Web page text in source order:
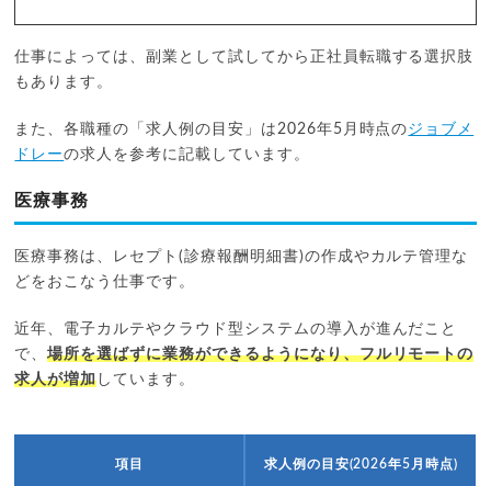
仕事によっては、副業として試してから正社員転職する選択肢
もあります。
また、各職種の「求人例の目安」は2026年5月時点のジョブメ
ドレーの求人を参考に記載しています。
医療事務
医療事務は、レセプト(診療報酬明細書)の作成やカルテ管理な
どをおこなう仕事です。
近年、電子カルテやクラウド型システムの導入が進んだこと
で、場所を選ばずに業務ができるようになり、フルリモートの
求人が増加 しています。
項目 求人例の目安(2026年5月時点)